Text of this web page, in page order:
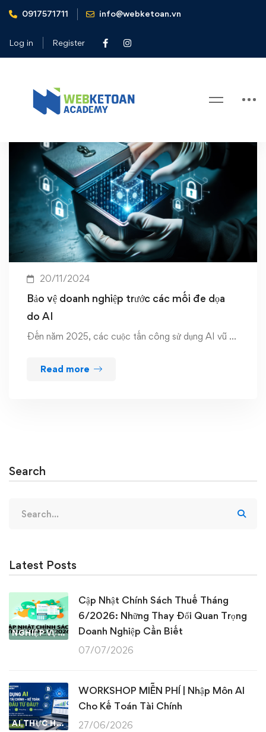
0917571711 info@webketoan.vn
Log in Register
Home baomat
Tag: baomat
20/11/2024
Bảo vệ doanh nghiệp trước các mối đe dọa
do AI
Đến năm 2025, các cuộc tấn công sử dụng AI vũ …
Read more
Search
for:
Latest Posts
NGHIỆP VỤ KẾ TOÁN & THUẾ
Cập Nhật Chính Sách Thuế Tháng
6/2026: Những Thay Đổi Quan Trọng
Doanh Nghiệp Cần Biết
07/07/2026
AI THỰC HÀNH
WORKSHOP MIỄN PHÍ | Nhập Môn AI
Cho Kế Toán Tài Chính
27/06/2026